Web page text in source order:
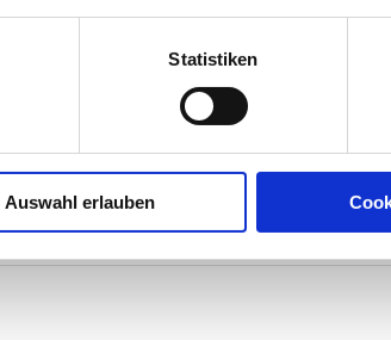
Statistiken
Auswahl erlauben